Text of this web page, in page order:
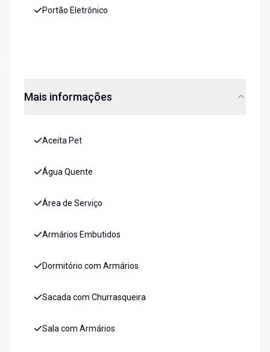
Portão Eletrônico
Mais informações
Aceita Pet
Água Quente
Área de Serviço
Armários Embutidos
Dormitório com Armários
Sacada com Churrasqueira
Sala com Armários